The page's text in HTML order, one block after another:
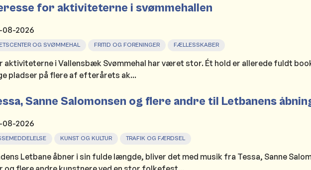
for aktiviteterne i svømmehallen
08-2026
OG SVØMMEHAL FRITID OG FORENINGER FÆLLESSKABER
aktiviteterne i Vallensbæk Svømmehal har været stor. Ét hold er allerede fuldt
pladser på flere af efterårets ak...
Sanne Salomonsen og flere andre til Letbanens
08-2026
KUNST OG KULTUR TRAFIK OG FÆRDSEL
Letbane åbner i sin fulde længde, bliver det med musik fra Tessa, Sanne